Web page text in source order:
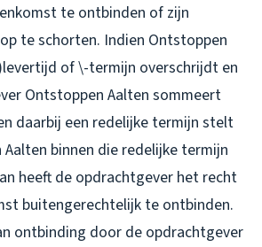
te ontbinden of zijn
te schorten. Indien Ontstoppen
of \-termijn overschrijdt en
Ontstoppen Aalten sommeert
daarbij een redelijke termijn stelt
binnen die redelijke termijn
heeft de opdrachtgever het recht
buitengerechtelijk te ontbinden.
ontbinding door de opdrachtgever